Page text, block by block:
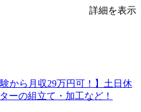
詳細を表示